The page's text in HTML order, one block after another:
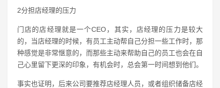
2分担店经理的压力
门店的店经理就是一个CEO，其实，店经理的压力是较大
的，当店经理的时候，有员工主动帮自己分担一些工作时，那
种感觉是非常惬意的，而那些主动来帮助自己的员工也会在自
己心里留下更深的印象，有机会时，总会第一时间想到他们。
事实也证明，后来公司要推荐店经理人员，或者组织储备店经